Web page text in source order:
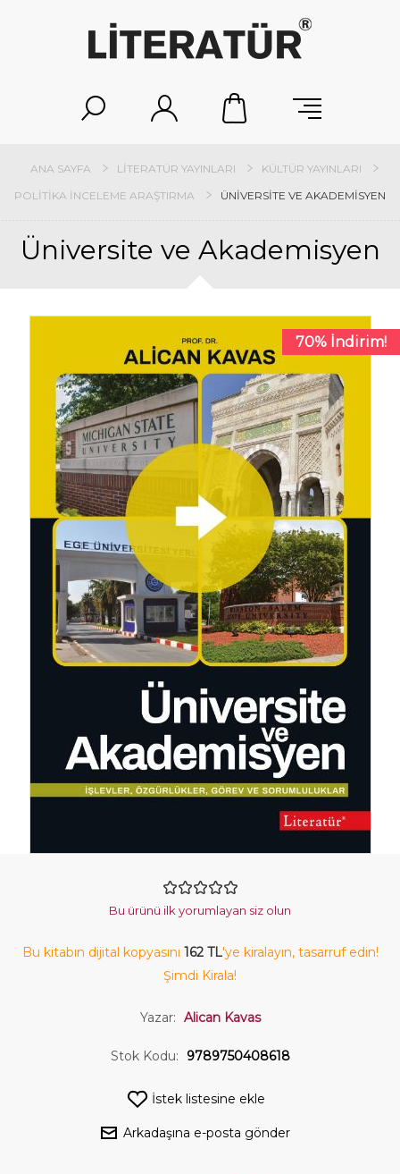
ANA SAYFA LITERATÜR YAYINLARI
KÜLTÜR YAYINLARI
POLITIKA İNCELEME ARAŞTIRMA
ÜNIVERSITE VE AKADEMISYEN
Üniversite ve Akademisyen
70% İndirim!
Bu ürünü ilk yorumlayan siz olun
Bu kitabın dijital kopyasını 162 TL'ye kiralayın, tasarruf edin!
Şimdi Kirala!
Yazar: Alican Kavas
Stok Kodu: 9789750408618
İstek listesine ekle
Arkadaşına e-posta gönder